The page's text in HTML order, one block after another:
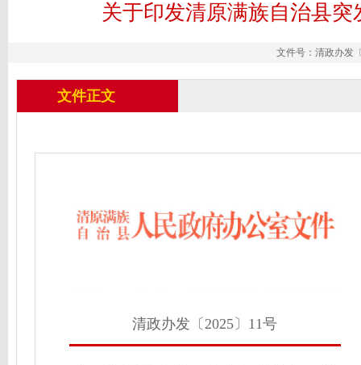
关于印发清原满族自治县
文件号：清政办发
文件正文
清政办发〔2025〕11号